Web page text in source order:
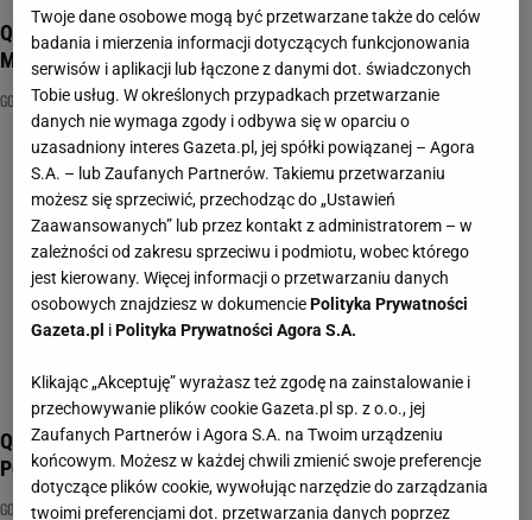
Quiz - ile wiesz o gotowaniu? Poradziłbyś sobie w
MasterChefie?
GOTOWANIE KULINARIA MASTERCHEF
Quiz kulinarny oceni, czy miałbyś szansę w MasterChefie.
Pobijesz 7/11?
GOTOWANIE KULINARIA MASTERCHEF
Twoje dane osobowe mogą być przetwarzane także do celów
badania i mierzenia informacji dotyczących funkcjonowania
serwisów i aplikacji lub łączone z danymi dot. świadczonych
Tobie usług. W określonych przypadkach przetwarzanie
danych nie wymaga zgody i odbywa się w oparciu o
uzasadniony interes Gazeta.pl, jej spółki powiązanej – Agora
S.A. – lub Zaufanych Partnerów. Takiemu przetwarzaniu
możesz się sprzeciwić, przechodząc do „Ustawień
Zaawansowanych” lub przez kontakt z administratorem – w
zależności od zakresu sprzeciwu i podmiotu, wobec którego
jest kierowany. Więcej informacji o przetwarzaniu danych
osobowych znajdziesz w dokumencie Polityka Prywatności
Gazeta.pl i Polityka Prywatności Agora S.A.
Klikając „Akceptuję” wyrażasz też zgodę na zainstalowanie i
przechowywanie plików cookie Gazeta.pl sp. z o.o., jej
Zaufanych Partnerów i Agora S.A. na Twoim urządzeniu
końcowym. Możesz w każdej chwili zmienić swoje preferencje
dotyczące plików cookie, wywołując narzędzie do zarządzania
twoimi preferencjami dot. przetwarzania danych poprzez